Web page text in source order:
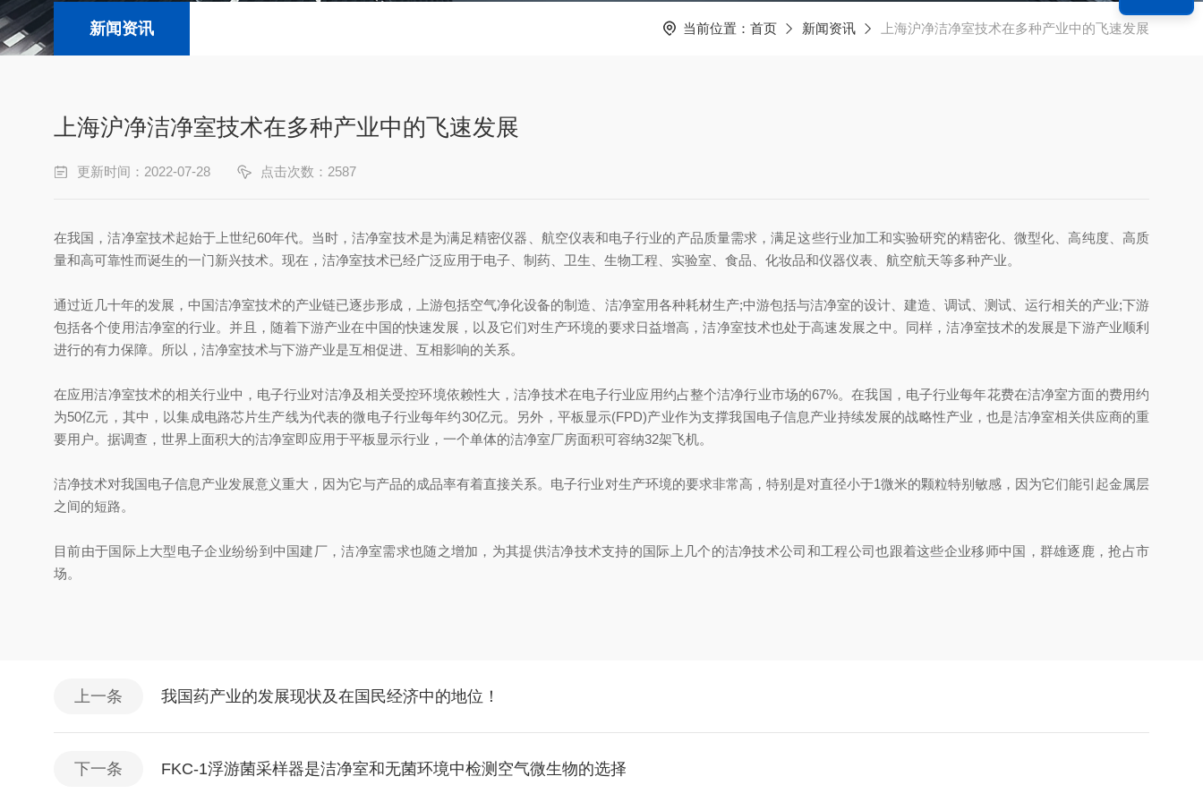
新闻资讯 当前位置： 首页 新闻资讯 上海沪净洁净室技术在多种产业中的飞速发展
上海沪净洁净室技术在多种产业中的飞速发展
更新时间：2022-07-28 点击次数：2587
在我国，洁净室技术起始于上世纪60年代。当时，洁净室技术是为满足精密仪器、航空仪表和电子行业的产品质量需求，满足这些行业加工和实验研究的精密化、微型化、高纯度、高质
量和高可靠性而诞生的一门新兴技术。现在，洁净室技术已经广泛应用于电子、制药、卫生、生物工程、实验室、食品、化妆品和仪器仪表、航空航天等多种产业。
通过近几十年的发展，中国洁净室技术的产业链已逐步形成，上游包括空气净化设备的制造、洁净室用各种耗材生产;中游包括与洁净室的设计、建造、调试、测试、运行相关的产业;下游
包括各个使用洁净室的行业。并且，随着下游产业在中国的快速发展，以及它们对生产环境的要求日益增高，洁净室技术也处于高速发展之中。同样，洁净室技术的发展是下游产业顺利
进行的有力保障。所以，洁净室技术与下游产业是互相促进、互相影响的关系。
在应用洁净室技术的相关行业中，电子行业对洁净及相关受控环境依赖性大，洁净技术在电子行业应用约占整个洁净行业市场的67%。在我国，电子行业每年花费在洁净室方面的费用约
为50亿元，其中，以集成电路芯片生产线为代表的微电子行业每年约30亿元。另外，平板显示(FPD)产业作为支撑我国电子信息产业持续发展的战略性产业，也是洁净室相关供应商的重
要用户。据调查，世界上面积大的洁净室即应用于平板显示行业，一个单体的洁净室厂房面积可容纳32架飞机。
洁净技术对我国电子信息产业发展意义重大，因为它与产品的成品率有着直接关系。电子行业对生产环境的要求非常高，特别是对直径小于1微米的颗粒特别敏感，因为它们能引起金属层
之间的短路。
目前由于国际上大型电子企业纷纷到中国建厂，洁净室需求也随之增加，为其提供洁净技术支持的国际上几个的洁净技术公司和工程公司也跟着这些企业移师中国，群雄逐鹿，抢占市
场。
上一条 我国药产业的发展现状及在国民经济中的地位！
下一条 FKC-1浮游菌采样器是洁净室和无菌环境中检测空气微生物的选择